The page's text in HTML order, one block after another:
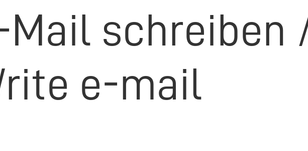
Mail schreiben
e-mail